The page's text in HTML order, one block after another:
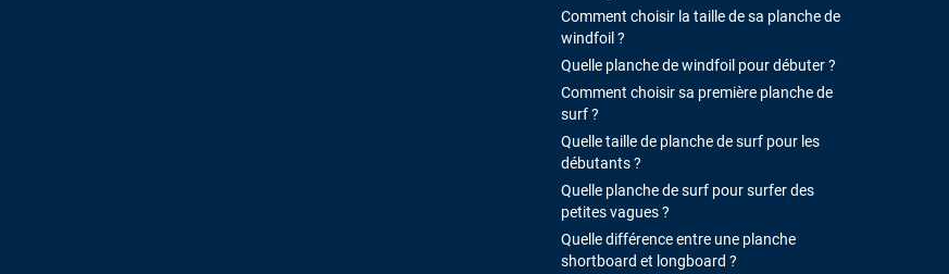
Comment choisir la taille de sa planche de
windfoil ?
Quelle planche de windfoil pour débuter ?
Comment choisir sa première planche de
surf ?
Quelle taille de planche de surf pour les
débutants ?
Quelle planche de surf pour surfer des
petites vagues ?
Quelle différence entre une planche
shortboard et longboard ?